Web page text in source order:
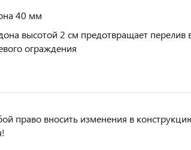
40 мм
высотой 2 см предотвращает
ограждения
право вносить изменения в